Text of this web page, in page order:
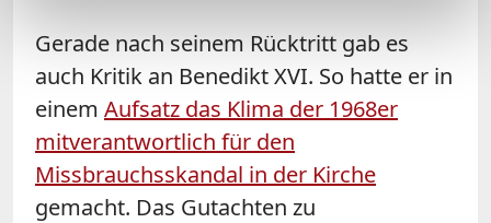
Gerade nach seinem Rücktritt gab es
auch Kritik an Benedikt XVI. So hatte er in
einem Aufsatz das Klima der 1968er
mitverantwortlich für den
Missbrauchsskandal in der Kirche
gemacht. Das Gutachten zu